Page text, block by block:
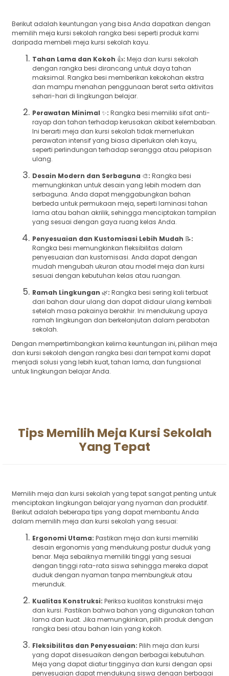
Berikut adalah keuntungan yang bisa Anda dapatkan dengan
memilih meja kursi sekolah rangka besi seperti produk kami
daripada membeli meja kursi sekolah kayu.
Tahan Lama dan Kokoh 👍: Meja dan kursi sekolah
dengan rangka besi dirancang untuk daya tahan
maksimal. Rangka besi memberikan kekokohan ekstra
dan mampu menahan penggunaan berat serta aktivitas
sehari-hari di lingkungan belajar.
Perawatan Minimal ✨: Rangka besi memiliki sifat anti-
rayap dan tahan terhadap kerusakan akibat kelembaban.
Ini berarti meja dan kursi sekolah tidak memerlukan
perawatan intensif yang biasa diperlukan oleh kayu,
seperti perlindungan terhadap serangga atau pelapisan
ulang.
Desain Modern dan Serbaguna 🎨: Rangka besi
memungkinkan untuk desain yang lebih modern dan
serbaguna. Anda dapat menggabungkan bahan
berbeda untuk permukaan meja, seperti laminasi tahan
lama atau bahan akrilik, sehingga menciptakan tampilan
yang sesuai dengan gaya ruang kelas Anda.
Penyesuaian dan Kustomisasi Lebih Mudah 📝:
Rangka besi memungkinkan fleksibilitas dalam
penyesuaian dan kustomisasi. Anda dapat dengan
mudah mengubah ukuran atau model meja dan kursi
sesuai dengan kebutuhan kelas atau ruangan.
Ramah Lingkungan 🌿: Rangka besi sering kali terbuat
dari bahan daur ulang dan dapat didaur ulang kembali
setelah masa pakainya berakhir. Ini mendukung upaya
ramah lingkungan dan berkelanjutan dalam perabotan
sekolah.
Dengan mempertimbangkan kelima keuntungan ini, pilihan meja
dan kursi sekolah dengan rangka besi dari tempat kami dapat
menjadi solusi yang lebih kuat, tahan lama, dan fungsional
untuk lingkungan belajar Anda.
Tips Memilih Meja Kursi Sekolah
Yang Tepat
Memilih meja dan kursi sekolah yang tepat sangat penting untuk
menciptakan lingkungan belajar yang nyaman dan produktif.
Berikut adalah beberapa tips yang dapat membantu Anda
dalam memilih meja dan kursi sekolah yang sesuai:
Ergonomi Utama: Pastikan meja dan kursi memiliki
desain ergonomis yang mendukung postur duduk yang
benar. Meja sebaiknya memiliki tinggi yang sesuai
dengan tinggi rata-rata siswa sehingga mereka dapat
duduk dengan nyaman tanpa membungkuk atau
merunduk.
Kualitas Konstruksi: Periksa kualitas konstruksi meja
dan kursi. Pastikan bahwa bahan yang digunakan tahan
lama dan kuat. Jika memungkinkan, pilih produk dengan
rangka besi atau bahan lain yang kokoh.
Fleksibilitas dan Penyesuaian: Pilih meja dan kursi
yang dapat disesuaikan dengan berbagai kebutuhan.
Meja yang dapat diatur tingginya dan kursi dengan opsi
penyesuaian dapat mendukung siswa dengan berbagai